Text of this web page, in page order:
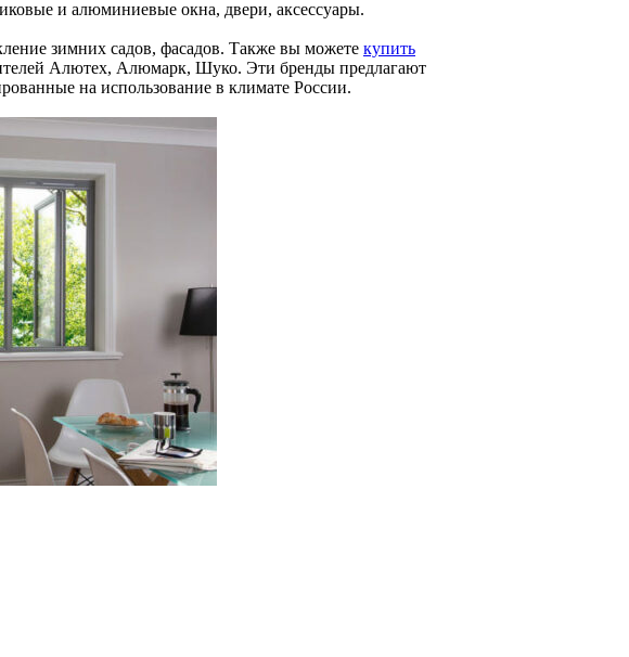
и алюминиевые окна, двери, аксессуары.
зимних садов, фасадов. Также вы можете купить
Алютех, Алюмарк, Шуко. Эти бренды предлагают
на использование в климате России.